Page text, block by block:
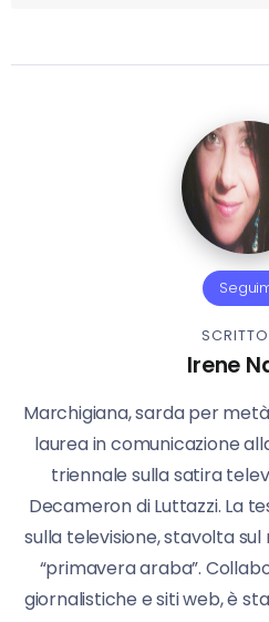
Irene
Marchigiana, sarda per
laurea in comunicazione
triennale sulla satira
Decameron di Luttazzi. La
sulla televisione, stavolta
“primavera araba”.
giornalistiche e siti web, è